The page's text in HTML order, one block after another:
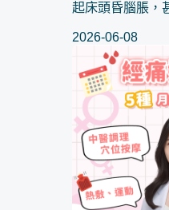
起床頭昏腦脹，
夠，其實背後的原因
過重。台灣的
作息不當，「濕
2026-06-08